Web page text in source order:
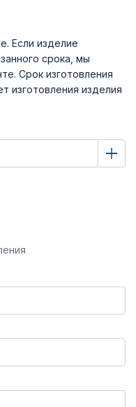
Если изделие
срока, мы
Срок изготовления
изготовления изделия